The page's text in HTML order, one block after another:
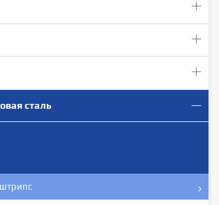
сталь